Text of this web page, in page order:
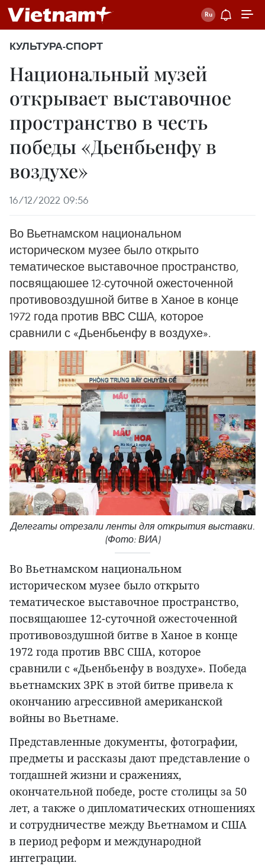
КУЛЬТУРА-СПОРТ
Национальный музей
открывает выставочное
пространство в честь
победы «Дьенбьенфу в
воздухе»
16/12/2022 09:56
Во Вьетнамском национальном
историческом музее было открыто
тематическое выставочное пространство,
посвящаюшее 12-суточной ожесточенной
противовоздушной битве в Ханое в конце
1972 года против ВВС США, которое
сравнили с «Дьенбьенфу в воздухе».
Делегаты отрезали ленты для открытия выставки.
(Фото: ВИА)
Во Вьетнамском национальном
историческом музее было открыто
тематическое выставочное пространство,
посвящаюшее 12-суточной ожесточенной
противовоздушной битве в Ханое в конце
1972 года против ВВС США, которое
сравнили с «Дьенбьенфу в воздухе». Победа
вьетнамских ЗРК в этой битве привела к
окончанию агрессивной американской
войны во Вьетнаме.
Представленные документы, фотографии,
предметы и рассказы дают представление о
тогдашней жизни и сражениях,
окончательной победе, росте столицы за 50
лет, а также о дипломатических отношениях
и сотрудничестве между Вьетнамом и США
в период реформ и международной
интеграции.